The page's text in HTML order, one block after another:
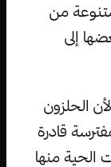
من
إلى
الحلزون
قادرة
الحية منها